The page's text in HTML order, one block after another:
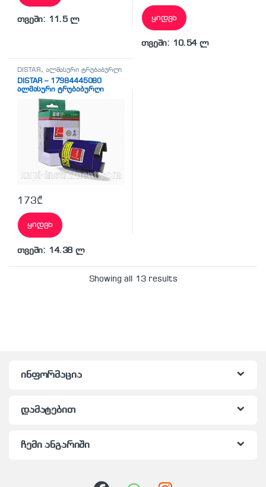
თვეში: 11.5 ლ ყიდვა
თვეში: 10.54 ლ
DISTAR, ალმასური ტრუბაბურღი
DISTAR – 17984445080
ალმასური ტრუბაბურღი
173₾
ყიდვა
თვეში: 14.38 ლ
Showing all 13 results
ინფორმაცია
დამატებით
ჩემი ანგარიში